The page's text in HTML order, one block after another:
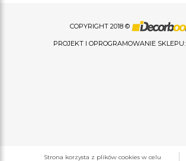
COPYRIGHT 2018 ©
PROJEKT I OPROGRAMOWANIE SKLEPU:
Strona korzysta z plików cookies w celu